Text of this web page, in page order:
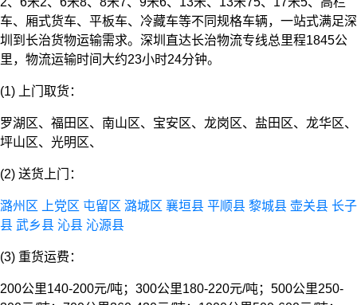
车、厢式货车、平板车、冷藏车等不同规格车辆，一站式满足深
圳到长治货物运输需求。深圳直达长治物流专线总里程1845公
里，物流运输时间大约23小时24分钟。
(1) 上门取货：
罗湖区、福田区、南山区、宝安区、龙岗区、盐田区、龙华区、
坪山区、光明区、
(2) 送货上门：
潞州区 上党区 屯留区 潞城区 襄垣县 平顺县 黎城县 壶关县 长子
县 武乡县 沁县 沁源县
(3) 重货运费：
200公里140-200元/吨；300公里180-220元/吨；500公里250-